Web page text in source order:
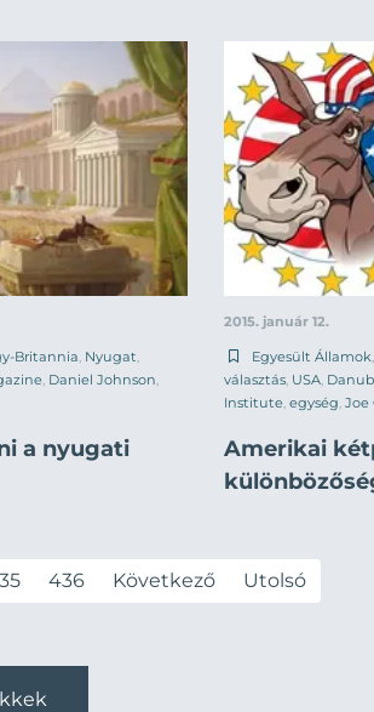
Britannia Nyugat
Daniel Johnson
a nyugati
2015. január 12.
Egyesült Államok
választás USA
Institute egység Joe
Amerikai
436 Következő Utolsó